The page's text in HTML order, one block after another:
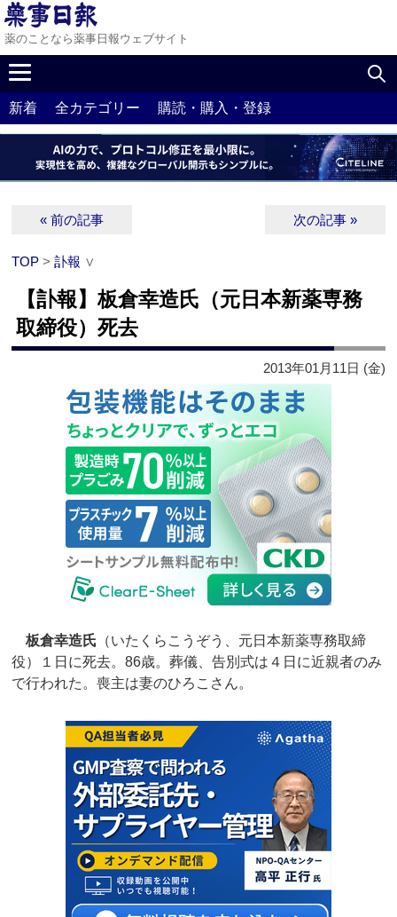
薬のことなら薬事日報ウェブサイト
新着 全カテゴリー 購読・購入・登録
« 前の記事 次の記事 »
TOP >訃報 ∨
【訃報】板倉幸造氏（元日本新薬専務
取締役）死去
2013年01月11日 (金)
板倉幸造氏 （いたくらこうぞう、元日本新薬専務取締
役）１日に死去。86歳。葬儀、告別式は４日に近親者のみ
で行われた。喪主は妻のひろこさん。